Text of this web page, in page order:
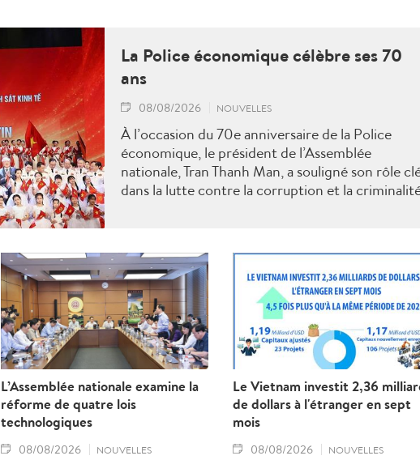
La Police économique célèbre ses 70
ans
08/08/2026 NOUVELLES
À l’occasion du 70e anniversaire de la Police
économique, le président de l’Assemblée
nationale, Tran Thanh Man, a souligné son rôle
dans la lutte contre la corruption et la
L’Assemblée nationale examine la
réforme de quatre lois
technologiques
08/08/2026 NOUVELLES
Le Vietnam investit 2,36
de dollars à l'étranger en sept
mois
08/08/2026 NOUVELLES